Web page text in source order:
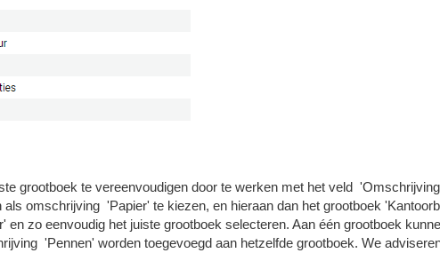
grootboek te vereenvoudigen door te werken met het veld
omschrijving 'Papier' te kiezen, en hieraan dan het grootboek
en zo eenvoudig het juiste grootboek selecteren. Aan één grootboek
'Pennen' worden toegevoegd aan hetzelfde grootboek. We